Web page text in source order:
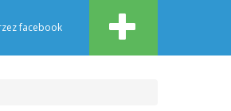
facebook